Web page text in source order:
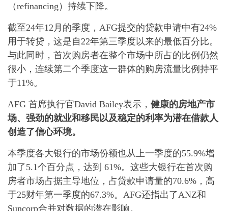
（refinancing）持续下降。
截至24年12月的季度，AFG提交的贷款申请中有24%
用于转贷，这是自22年第三季度以来的最低百分比。
与此同时，首次购房者在整个市场中所占的比例仍然
很小，连续第二个季度这一群体的购房流量比例持平
于11%。
AFG 首席执行官David Bailey表示， 健康的房地产市
场、强劲的就业和移民以及稳定的利率为潜在借款人
创造了信心环境。
本季度各大银行的市场份额也从上一季度的55.9%增
加了5.1个百分点，达到 61%。这些大银行在首次购
房者市场占据主导地位，占贷款申请量的70.6%，高
于25财年第一季度的67.3%。AFG还指出了ANZ和
Suncorp合并对数据的潜在影响。